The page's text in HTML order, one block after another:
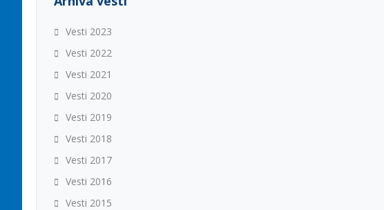
Vesti 2023
Vesti 2022
Vesti 2021
Vesti 2020
Vesti 2019
Vesti 2018
Vesti 2017
Vesti 2016
Vesti 2015